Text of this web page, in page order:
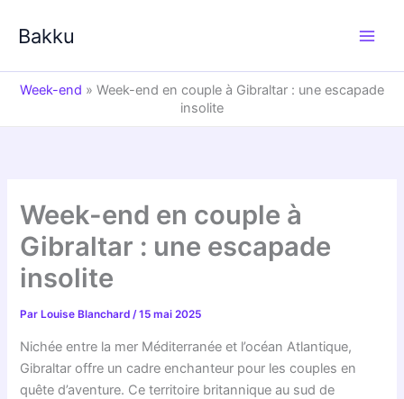
Bakku
Week-end » Week-end en couple à Gibraltar : une escapade
insolite
Week-end en couple à
Gibraltar : une escapade
insolite
Par Louise Blanchard/15 mai 2025
Nichée entre la mer Méditerranée et l’océan Atlantique,
Gibraltar offre un cadre enchanteur pour les couples en
quête d’aventure. Ce territoire britannique au sud de